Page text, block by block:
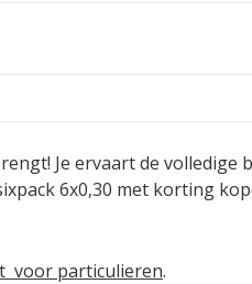
Je ervaart de volledige
6x0,30 met korting
voor particulieren.